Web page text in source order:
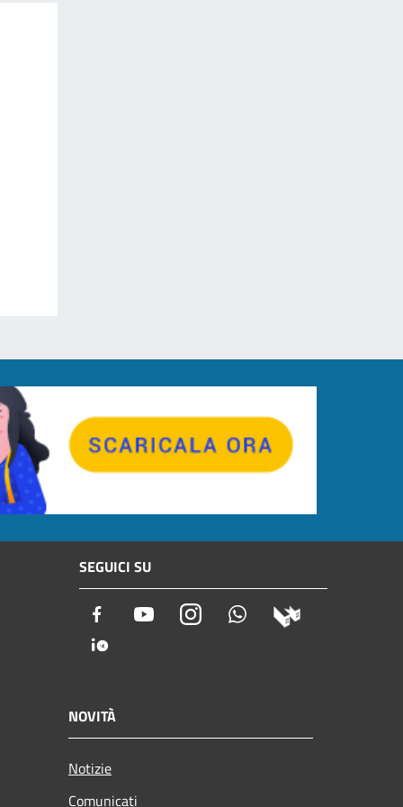
SEGUICI SU
Facebook YoutubeInstagramWhatsapp
NOVITÀ
Notizie
Comunicati